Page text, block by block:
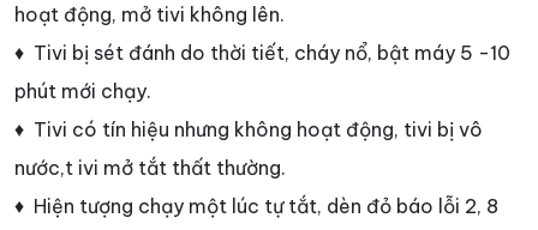
hoạt động, mở tivi không lên.
♦ Tivi bị sét đánh do thời tiết, cháy nổ, bật máy 5 -10
phút mới chạy.
♦ Tivi có tín hiệu nhưng không hoạt động, tivi bị vô
nước,t ivi mở tắt thất thường.
♦ Hiện tượng chạy một lúc tự tắt, dèn đỏ báo lỗi 2, 8